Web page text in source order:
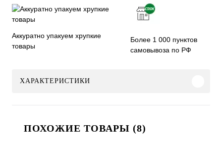
Аккуратно упакуем хрупкие
товары
Более 1 000 пунктов
самовывоза по РФ
ХАРАКТЕРИСТИКИ
ПОХОЖИЕ ТОВАРЫ (8)